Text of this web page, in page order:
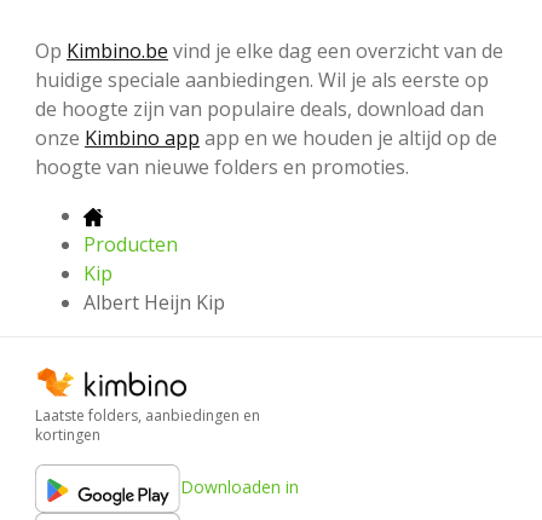
Op Kimbino.be vind je elke dag een overzicht van de
huidige speciale aanbiedingen. Wil je als eerste op
de hoogte zijn van populaire deals, download dan
onze Kimbino app app en we houden je altijd op de
hoogte van nieuwe folders en promoties.
Producten
Kip
Albert Heijn Kip
Laatste folders, aanbiedingen en
kortingen
Downloaden in